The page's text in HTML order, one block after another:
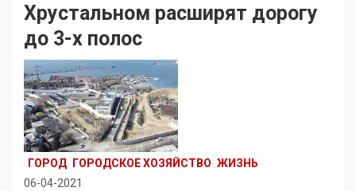
Хрустальном расширят дорогу
до 3-х полос
ГОРОД ГОРОДСКОЕ ХОЗЯЙСТВО ЖИЗНЬ
06-04-2021